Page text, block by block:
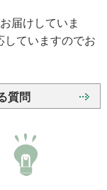
届けしていま
ていますのでお
質問